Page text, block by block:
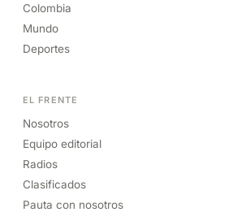
Colombia
Mundo
Deportes
EL FRENTE
Nosotros
Equipo editorial
Radios
Clasificados
Pauta con nosotros